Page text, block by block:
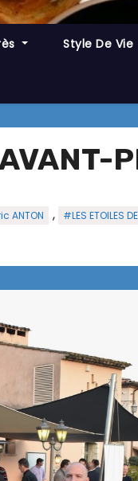
Style De Vie
ANTON , #LES ETOILES